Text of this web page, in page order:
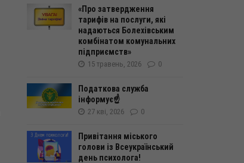
«Про затвердження
тарифів на послуги, які
надаються Болехівським
комбінатом комунальних
підприємств»
15 травень, 2026 0
Податкова служба
інформує☝️
27 кві, 2026 0
Привітання міського
голови із Всеукраїнський
день психолога!